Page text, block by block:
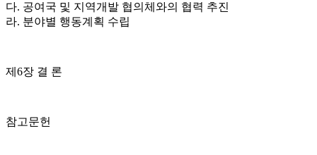
다. 공여국 및 지역개발 협의체와의 협력 추진
라. 분야별 행동계획 수립
제6장 결 론
참고문헌